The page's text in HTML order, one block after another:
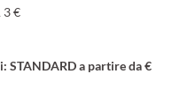
3 €
STANDARD a partire da €